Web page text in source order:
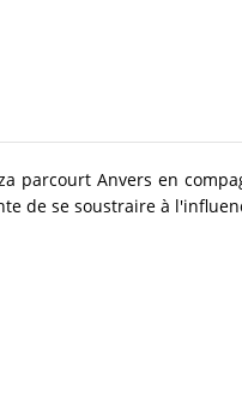
parcourt Anvers en
de se soustraire à